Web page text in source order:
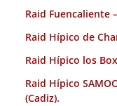
Raid Fuencaliente
Raid Hípico de
Raid Hípico los
Raid Hípico
(Cadiz).